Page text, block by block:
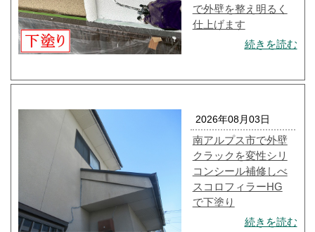
で外壁を整え明るく
仕上げます
続きを読む
2026年08月03日
南アルプス市で外壁
クラックを変性シリ
コンシール補修しべ
スコロフィラーHG
で下塗り
続きを読む